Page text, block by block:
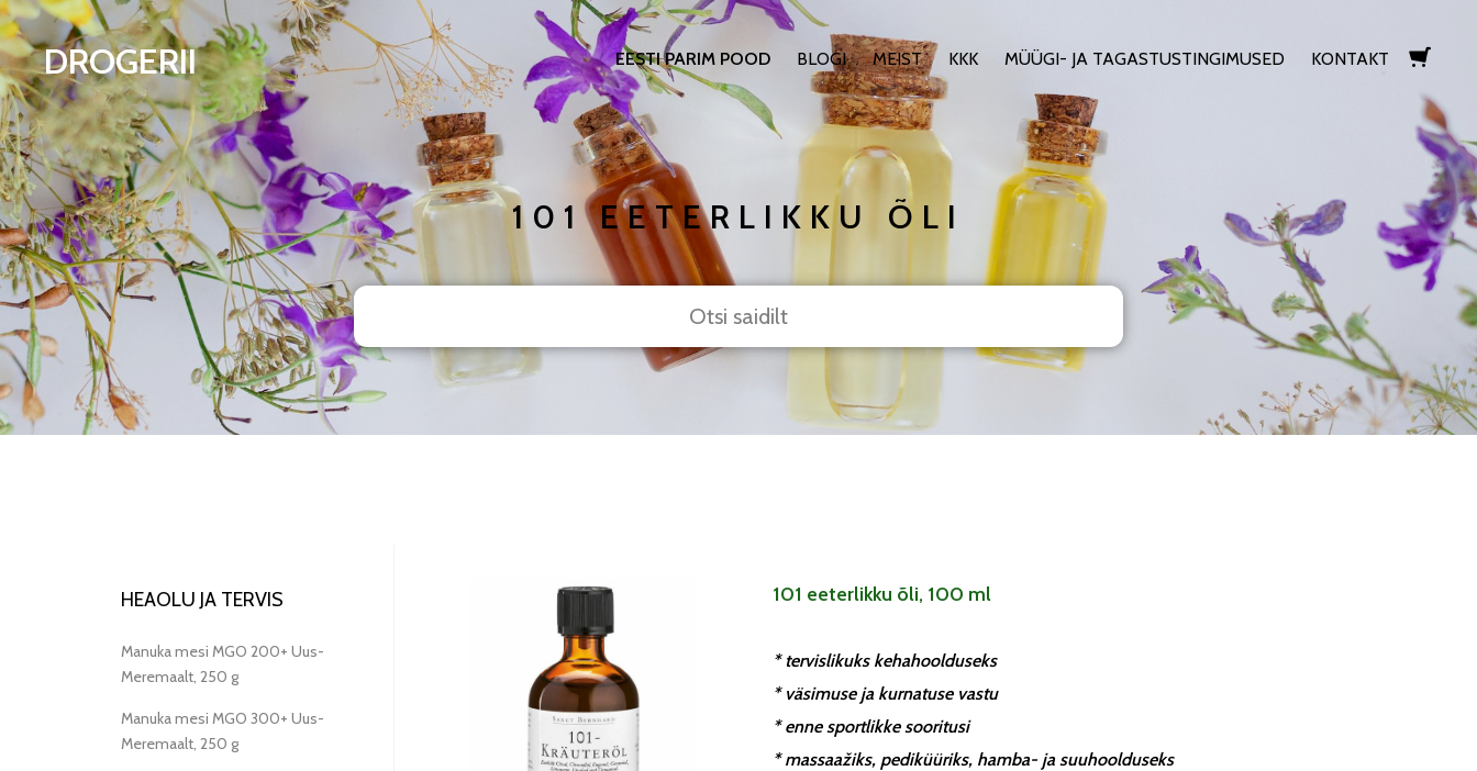
lisati ostukorvi.
DROGERII EESTI PARIM POOD BLOGI MEIST KKK MÜÜGI- JA TAGASTUSTINGIMUSED KONTAKT
101 EETERLIKKU ÕLI
HEAOLU JA TERVIS
Manuka mesi MGO 200+ Uus-
Meremaalt, 250 g
Manuka mesi MGO 300+ Uus-
Meremaalt, 250 g
101 eeterlikku õli, 100 ml
* tervislikuks kehahoolduseks
* väsimuse ja kurnatuse vastu
* enne sportlikke sooritusi
* massaažiks, pediküüriks, hamba- ja suuhoolduseks